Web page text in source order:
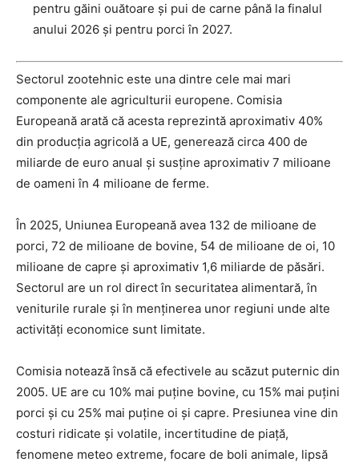
pentru găini ouătoare și pui de carne până la finalul
anului 2026 și pentru porci în 2027.
Sectorul zootehnic este una dintre cele mai mari
componente ale agriculturii europene. Comisia
Europeană arată că acesta reprezintă aproximativ 40%
din producția agricolă a UE, generează circa 400 de
miliarde de euro anual și susține aproximativ 7 milioane
de oameni în 4 milioane de ferme.
În 2025, Uniunea Europeană avea 132 de milioane de
porci, 72 de milioane de bovine, 54 de milioane de oi, 10
milioane de capre și aproximativ 1,6 miliarde de păsări.
Sectorul are un rol direct în securitatea alimentară, în
veniturile rurale și în menținerea unor regiuni unde alte
activități economice sunt limitate.
Comisia notează însă că efectivele au scăzut puternic din
2005. UE are cu 10% mai puține bovine, cu 15% mai puțini
porci și cu 25% mai puține oi și capre. Presiunea vine din
costuri ridicate și volatile, incertitudine de piață,
fenomene meteo extreme, focare de boli animale, lipsă